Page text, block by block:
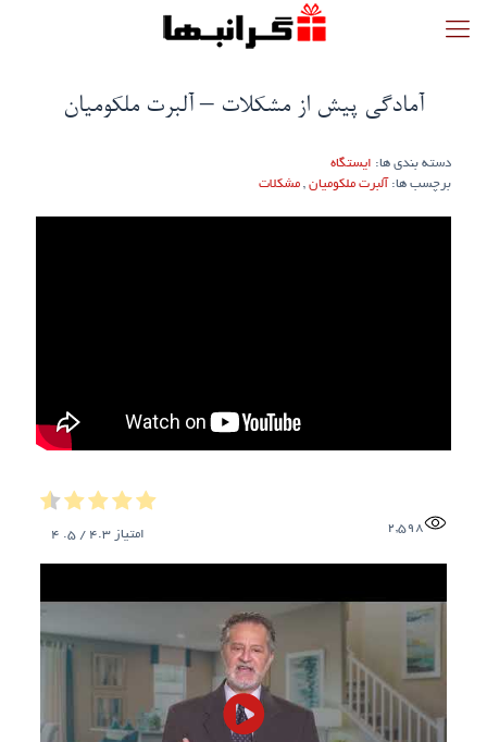
آمادگی پیش از مشکلات – آلبرت ملکومیان
دسته بندی ها: ایستگاه
برچسب ها: آلبرت ملکومیان , مشکلات
2,598 امتیاز 4.3
/ 5.
4